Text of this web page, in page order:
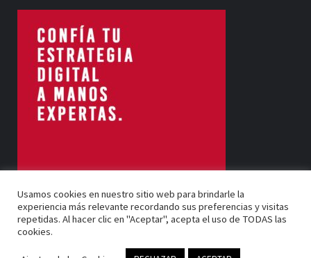
Usamos cookies en nuestro sitio web para brindarle la
experiencia más relevante recordando sus preferencias y visitas
repetidas. Al hacer clic en "Aceptar", acepta el uso de TODAS las
cookies.